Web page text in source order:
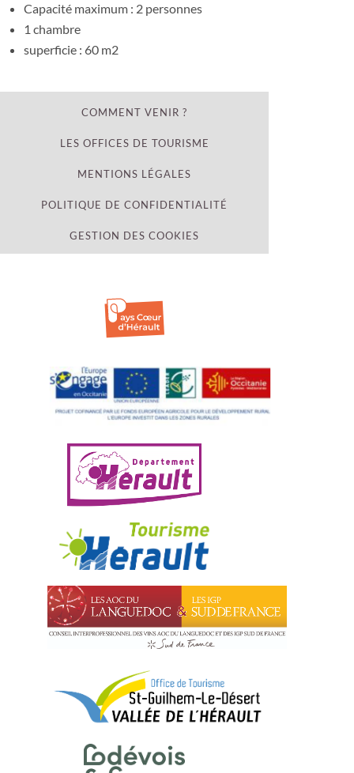
Capacité maximum : 2 personnes
1 chambre
superficie : 60 m2
COMMENT VENIR ?
LES OFFICES DE TOURISME
MENTIONS LÉGALES
POLITIQUE DE CONFIDENTIALITÉ
GESTION DES COOKIES